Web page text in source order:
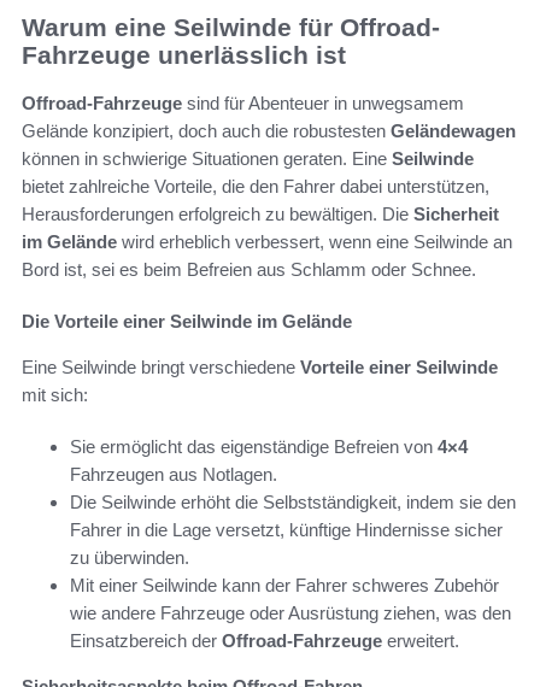
Warum eine Seilwinde für Offroad-
Fahrzeuge unerlässlich ist
Offroad-Fahrzeuge sind für Abenteuer in unwegsamem
Gelände konzipiert, doch auch die robustesten Geländewagen
können in schwierige Situationen geraten. Eine Seilwinde
bietet zahlreiche Vorteile, die den Fahrer dabei unterstützen,
Herausforderungen erfolgreich zu bewältigen. Die Sicherheit
im Gelände wird erheblich verbessert, wenn eine Seilwinde an
Bord ist, sei es beim Befreien aus Schlamm oder Schnee.
Die Vorteile einer Seilwinde im Gelände
Eine Seilwinde bringt verschiedene Vorteile einer Seilwinde
mit sich:
Sie ermöglicht das eigenständige Befreien von 4×4
Fahrzeugen aus Notlagen.
Die Seilwinde erhöht die Selbstständigkeit, indem sie den
Fahrer in die Lage versetzt, künftige Hindernisse sicher
zu überwinden.
Mit einer Seilwinde kann der Fahrer schweres Zubehör
wie andere Fahrzeuge oder Ausrüstung ziehen, was den
Einsatzbereich der Offroad-Fahrzeuge erweitert.